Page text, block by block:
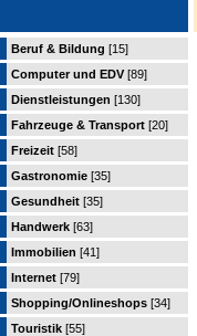
Beruf & Bildung [15]
Computer und EDV [89]
Dienstleistungen [130]
Fahrzeuge & Transport [20]
Freizeit [58]
Gastronomie [35]
Gesundheit [35]
Handwerk [63]
Immobilien [41]
Internet [79]
Shopping/Onlineshops [34]
Touristik [55]